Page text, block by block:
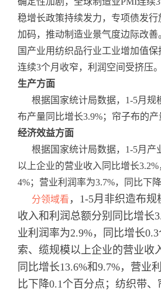
稳增长政策持续发力，专项债发
加码，推动制造业景气度边际改善
国产业用纺织品行业工业增加值
连续3个月收窄，利润空间受挤压。
生产方面
根据国家统计局数据，1-5月规
布产量同比增长3.9%；帘子布的产
经济效益方面
根据国家统计局数据，1-5月产
以上企业的营业收入同比增长
4%；营业利润率为3.7%，同比下
分领域看 ，1-5月非织造布
收入和利润总额分别同比增长
业利润率为2.9%，同比增长0.3
索、缆规模以上企业的营业收
同比增长13.6%和9.7%，营业
比下降0.1个百分点；纺织带